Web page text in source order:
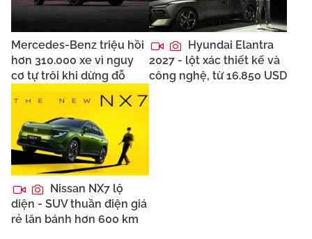
Mercedes-Benz triệu hồi
hơn 310.000 xe vì nguy
cơ tự trôi khi dừng đỗ
Hyundai Elantra
2027 - lột xác thiết kế và
công nghệ, từ 16.850 USD
Nissan NX7 lộ
diện - SUV thuần điện giá
rẻ lăn bánh hơn 600 km